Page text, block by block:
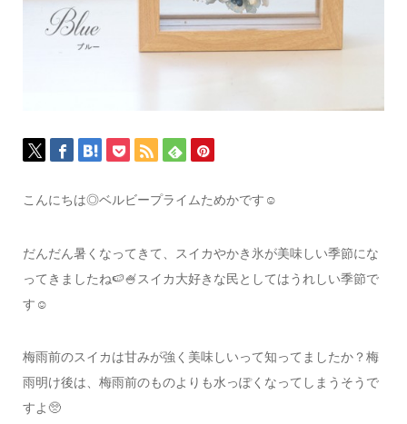
こんにちは◎ベルビープライムためかです☺︎
だんだん暑くなってきて、
スイカやかき氷が美味しい季節にな
ってきましたね🍉🍧スイカ大好きな民としてはうれしい季節で
す☺️
梅雨前のスイカは甘みが強く美味しいって知ってましたか？梅
雨明け後は、梅雨前のものよりも水っぽくなってしまうそうで
すよ🥺